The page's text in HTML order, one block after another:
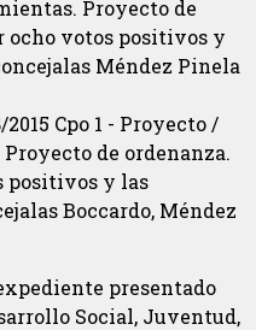
Proyecto de
ocho votos positivos y
Méndez Pinela
Cpo 1 - Proyecto /
de ordenanza.
positivos y las
Boccardo, Méndez
presentado
Social, Juventud,